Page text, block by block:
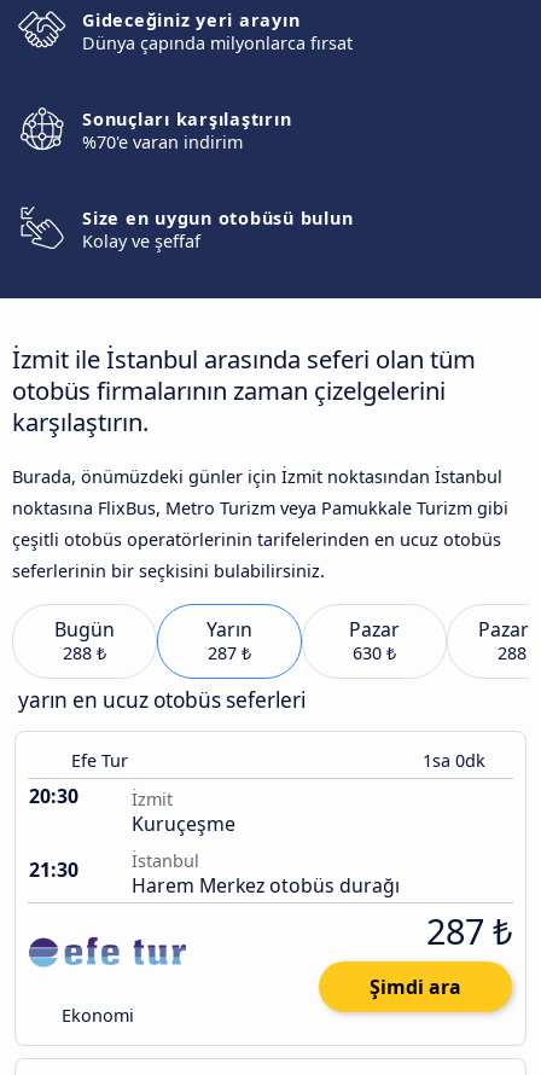
Gideceğiniz yeri arayın
Dünya çapında milyonlarca fırsat
Sonuçları karşılaştırın
%70'e varan indirim
Size en uygun otobüsü bulun
Kolay ve şeffaf
İzmit ile İstanbul arasında seferi olan tüm
otobüs firmalarının zaman çizelgelerini
karşılaştırın.
Burada, önümüzdeki günler için İzmit noktasından İstanbul
noktasına FlixBus, Metro Turizm veya Pamukkale Turizm gibi
çeşitli otobüs operatörlerinin tarifelerinden en ucuz otobüs
seferlerinin bir seçkisini bulabilirsiniz.
Bugün
288 ₺
Yarın
287 ₺
Pazar
630 ₺ 288 ₺
yarın en ucuz otobüs seferleri
Efe Tur 1sa 0dk
20:30 İzmit
Kuruçeşme
21:30
İstanbul
Harem Merkez otobüs durağı
Ekonomi
287 ₺
Şimdi ara